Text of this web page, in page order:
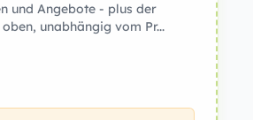
und Angebote - plus der
unabhängig vom Pr...